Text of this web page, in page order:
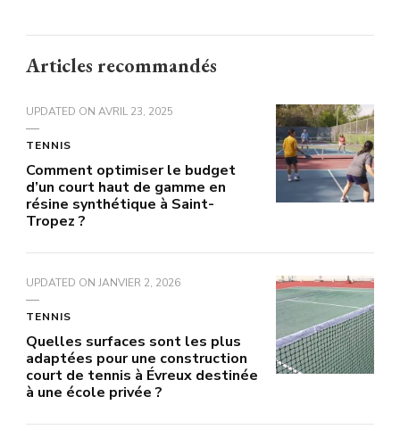
Articles recommandés
UPDATED ON AVRIL 23, 2025
TENNIS
Comment optimiser le budget
d’un court haut de gamme en
résine synthétique à Saint-
Tropez ?
UPDATED ON JANVIER 2, 2026
TENNIS
Quelles surfaces sont les plus
adaptées pour une construction
court de tennis à Évreux destinée
à une école privée ?